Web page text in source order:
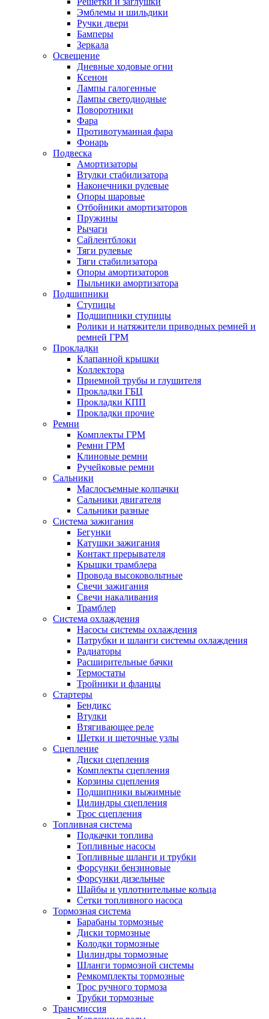
Эмблемы и шильдики
Ручки двери
Бамперы
Зеркала
Освещение
Дневные ходовые огни
Ксенон
Лампы галогенные
Лампы светодиодные
Поворотники
Фара
Противотуманная фара
Фонарь
Подвеска
Амортизаторы
Втулки стабилизатора
Наконечники рулевые
Опоры шаровые
Отбойники амортизаторов
Пружины
Рычаги
Сайлентблоки
Тяги рулевые
Тяги стабилизатора
Опоры амортизаторов
Пыльники амортизатора
Подшипники
Ступицы
Подшипники ступицы
Ролики и натяжители приводных ремней и
ремней ГРМ
Прокладки
Клапанной крышки
Коллектора
Приемной трубы и глушителя
Прокладки ГБЦ
Прокладки КПП
Прокладки прочие
Ремни
Комплекты ГРМ
Ремни ГРМ
Клиновые ремни
Ручейковые ремни
Сальники
Маслосъемные колпачки
Сальники двигателя
Сальники разные
Система зажигания
Бегунки
Катушки зажигания
Контакт прерывателя
Крышки трамблера
Провода высоковольтные
Свечи зажигания
Свечи накаливания
Трамблер
Система охлаждения
Насосы системы охлаждения
Патрубки и шланги системы охлаждения
Радиаторы
Расширительные бачки
Термостаты
Тройники и фланцы
Стартеры
Бендикс
Втулки
Втягивающее реле
Щетки и щеточные узлы
Сцепление
Диски сцепления
Комплекты сцепления
Корзины сцепления
Подшипники выжимные
Цилиндры сцепления
Трос сцепления
Топливная система
Подкачки топлива
Топливные насосы
Топливные шланги и трубки
Форсунки бензиновые
Форсунки дизельные
Шайбы и уплотнительные кольца
Сетки топливного насоса
Тормозная система
Барабаны тормозные
Диски тормозные
Колодки тормозные
Цилиндры тормозные
Шланги тормозной системы
Ремкомплекты тормозные
Трос ручного тормоза
Трубки тормозные
Трансмиссия